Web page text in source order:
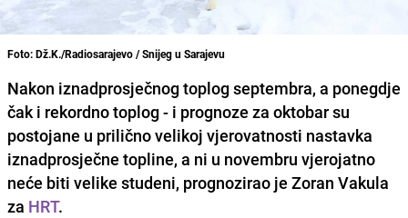
Foto: Dž.K./Radiosarajevo / Snijeg u Sarajevu
Nakon iznadprosječnog toplog septembra, a ponegdje
čak i rekordno toplog - i prognoze za oktobar su
postojane u prilično velikoj vjerovatnosti nastavka
iznadprosječne topline, a ni u novembru vjerojatno
neće biti velike studeni, prognozirao je Zoran Vakula
za HRT.